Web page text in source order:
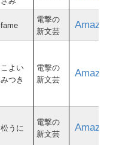
fame
電撃の
新文芸
Amazon
こよい
みつき
電撃の
新文芸
Amazon
松うに
電撃の
新文芸
Amazon